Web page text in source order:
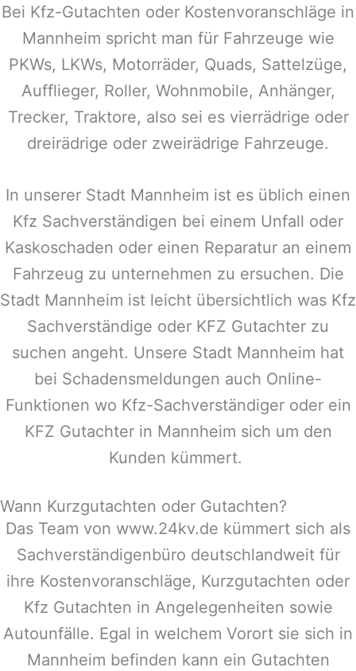
Bei Kfz-Gutachten oder Kostenvoranschläge in
Mannheim spricht man für Fahrzeuge wie
PKWs, LKWs, Motorräder, Quads, Sattelzüge,
Aufflieger, Roller, Wohnmobile, Anhänger,
Trecker, Traktore, also sei es vierrädrige oder
dreirädrige oder zweirädrige Fahrzeuge.
In unserer Stadt Mannheim ist es üblich einen
Kfz Sachverständigen bei einem Unfall oder
Kaskoschaden oder einen Reparatur an einem
Fahrzeug zu unternehmen zu ersuchen. Die
Stadt Mannheim ist leicht übersichtlich was Kfz
Sachverständige oder KFZ Gutachter zu
suchen angeht. Unsere Stadt Mannheim hat
bei Schadensmeldungen auch Online-
Funktionen wo Kfz-Sachverständiger oder ein
KFZ Gutachter in Mannheim sich um den
Kunden kümmert.
Wann Kurzgutachten oder Gutachten?
Das Team von www.24kv.de kümmert sich als
Sachverständigenbüro deutschlandweit für
ihre Kostenvoranschläge, Kurzgutachten oder
Kfz Gutachten in Angelegenheiten sowie
Autounfälle. Egal in welchem Vorort sie sich in
Mannheim befinden kann ein Gutachten